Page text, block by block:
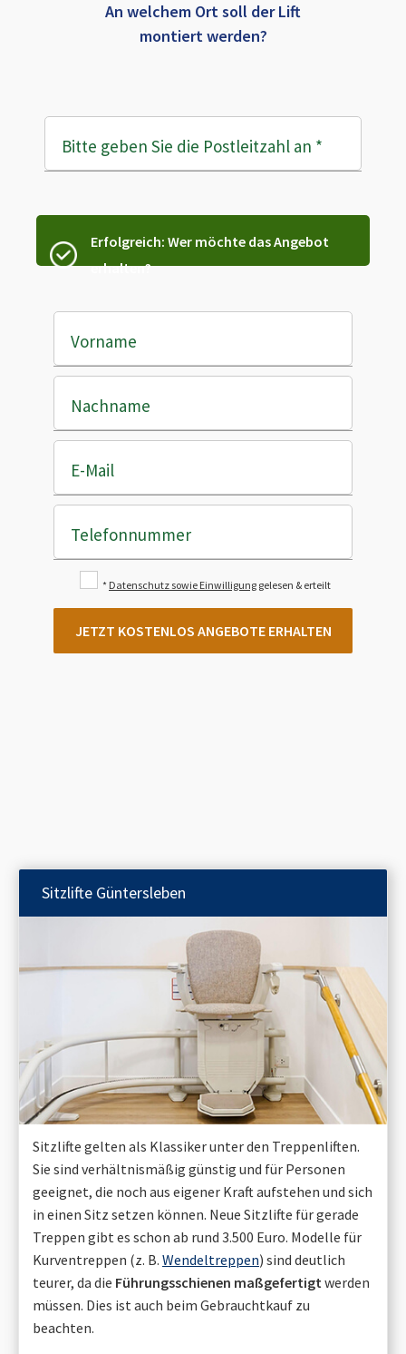
An welchem Ort soll der Lift
montiert werden?
Bitte geben Sie die Postleitzahl an *
Erfolgreich: Wer möchte das Angebot
erhalten?
Vorname
Nachname
E-Mail
Telefonnummer
* Datenschutz sowie Einwilligung gelesen & erteilt
JETZT KOSTENLOS ANGEBOTE ERHALTEN
Sitzlifte Güntersleben
Sitzlifte gelten als Klassiker unter den Treppenliften.
Sie sind verhältnismäßig günstig und für Personen
geeignet, die noch aus eigener Kraft aufstehen und sich
in einen Sitz setzen können. Neue Sitzlifte für gerade
Treppen gibt es schon ab rund 3.500 Euro. Modelle für
Kurventreppen (z. B. Wendeltreppen) sind deutlich
teurer, da die Führungsschienen maßgefertigt werden
müssen. Dies ist auch beim Gebrauchtkauf zu
beachten.